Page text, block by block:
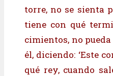
torre, no se sienta
tiene con qué
cimientos, no
él, diciendo: ‘Este
qué rey, cuando